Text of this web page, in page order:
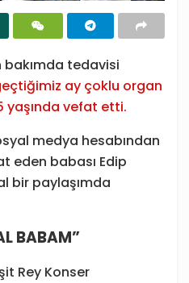
tedavisi
ay çoklu organ
yaşında vefat etti.
medya hesabından
eden babası Edip
bir paylaşımda
BABAM”
Rey Konser